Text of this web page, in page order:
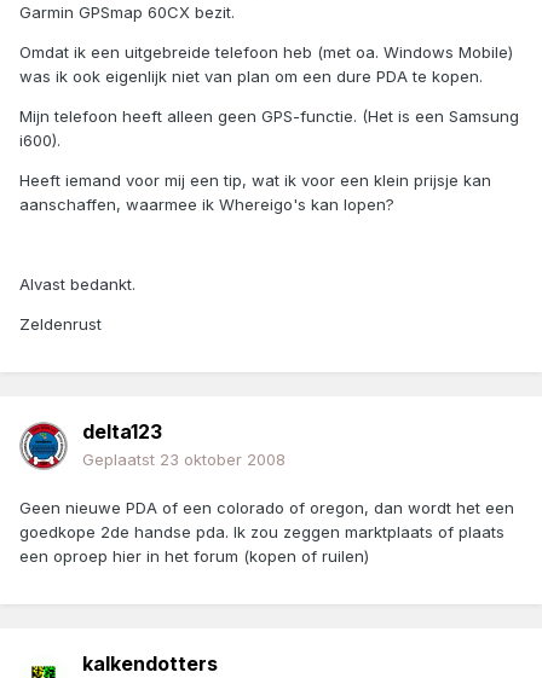
Garmin GPSmap 60CX bezit.
Omdat ik een uitgebreide telefoon heb (met oa. Windows Mobile)
was ik ook eigenlijk niet van plan om een dure PDA te kopen.
Mijn telefoon heeft alleen geen GPS-functie. (Het is een Samsung
i600).
Heeft iemand voor mij een tip, wat ik voor een klein prijsje kan
aanschaffen, waarmee ik Whereigo's kan lopen?
Alvast bedankt.
Zeldenrust
delta123
Geplaatst 23 oktober 2008
Geen nieuwe PDA of een colorado of oregon, dan wordt het een
goedkope 2de handse pda. Ik zou zeggen marktplaats of plaats
een oproep hier in het forum (kopen of ruilen)
kalkendotters